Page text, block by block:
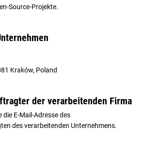
Source-Projekte.
Kraków, Poland
der verarbeitenden Firma
E-Mail-Adresse des
des verarbeitenden Unternehmens.